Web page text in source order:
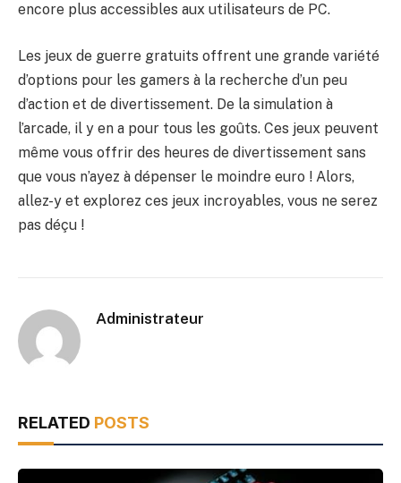
encore plus accessibles aux utilisateurs de PC.
Les jeux de guerre gratuits offrent une grande variété
d’options pour les gamers à la recherche d’un peu
d’action et de divertissement. De la simulation à
l’arcade, il y en a pour tous les goûts. Ces jeux peuvent
même vous offrir des heures de divertissement sans
que vous n’ayez à dépenser le moindre euro ! Alors,
allez-y et explorez ces jeux incroyables, vous ne serez
pas déçu !
Administrateur
RELATED POSTS